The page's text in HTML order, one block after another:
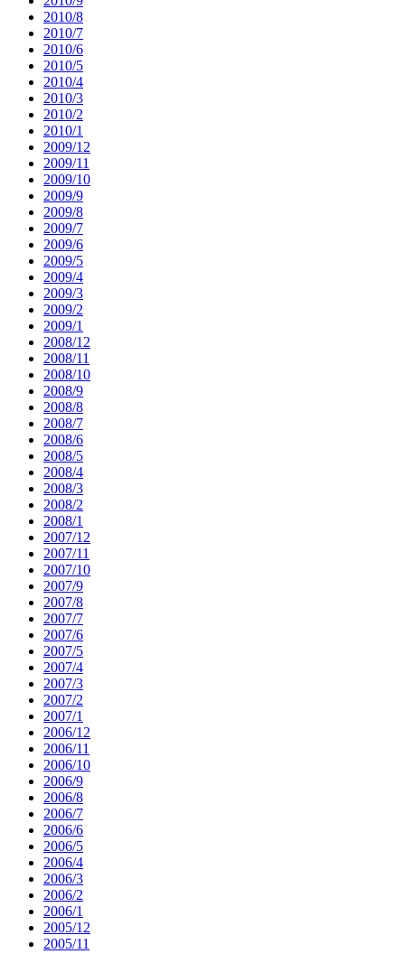
2010/8
2010/7
2010/6
2010/5
2010/4
2010/3
2010/2
2010/1
2009/12
2009/11
2009/10
2009/9
2009/8
2009/7
2009/6
2009/5
2009/4
2009/3
2009/2
2009/1
2008/12
2008/11
2008/10
2008/9
2008/8
2008/7
2008/6
2008/5
2008/4
2008/3
2008/2
2008/1
2007/12
2007/11
2007/10
2007/9
2007/8
2007/7
2007/6
2007/5
2007/4
2007/3
2007/2
2007/1
2006/12
2006/11
2006/10
2006/9
2006/8
2006/7
2006/6
2006/5
2006/4
2006/3
2006/2
2006/1
2005/12
2005/11